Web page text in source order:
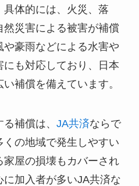
体的には、火災、落
災害による被害が補償
豪雨などによる水害や
も対応しており、日本
補償を備えています。
補償は、 JA共済ならで
の地域で発生しやすい
屋の損壊もカバーされ
加入者が多いJA共済な